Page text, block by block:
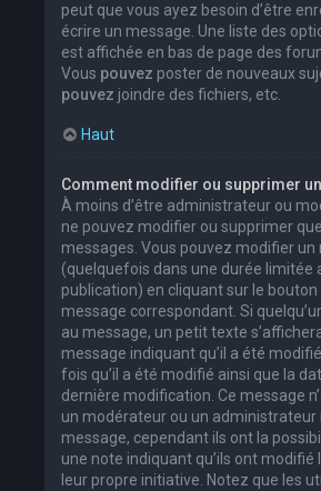
peut que vous ayez besoin d’être
écrire un message. Une liste des
est affichée en bas de page des
Vous pouvez poster de nouveaux
pouvez joindre des fichiers, etc.
Haut
Comment modifier ou supprimer
À moins d’être administrateur ou
ne pouvez modifier ou supprimer
messages. Vous pouvez modifier un
(quelquefois dans une durée limitée
publication) en cliquant sur le bouton
message correspondant. Si
au message, un petit texte
message indiquant qu’il a été
fois qu’il a été modifié ainsi que la
dernière modification. Ce message
un modérateur ou un administrateur
message, cependant ils ont la
une note indiquant qu’ils ont modifié
leur propre initiative. Notez que les